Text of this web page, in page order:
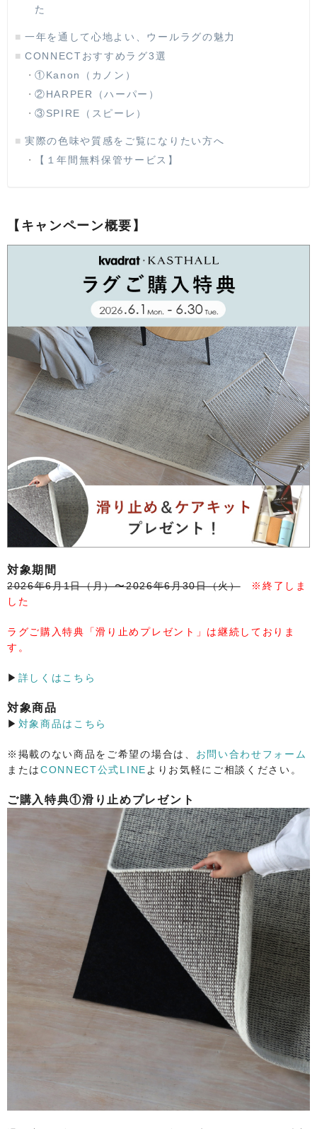
た
一年を通して心地よい、ウールラグの魅力
CONNECTおすすめラグ3選
①Kanon（カノン）
②HARPER（ハーパー）
③SPIRE（スピーレ）
実際の色味や質感をご覧になりたい方へ
【１年間無料保管サービス】
【キャンペーン概要】
対象期間
2026年6月1日（月）〜2026年6月30日（火）
※終了しま
した
ラグご購入特典「滑り止めプレゼント」は継続しておりま
す。
▶ 詳しくはこちら
対象商品
▶ 対象商品はこちら
※掲載のない商品をご希望の場合は、 お問い合わせフォーム
またはCONNECT公式LINEよりお気軽にご相談ください。
ご購入特典①滑り止めプレゼント